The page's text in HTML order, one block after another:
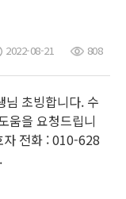
2022-08-21 808
님 초빙합니다. 수
움을 요청드립니
자 전화 : 010-628